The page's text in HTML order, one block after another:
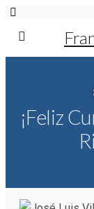
¡Feliz